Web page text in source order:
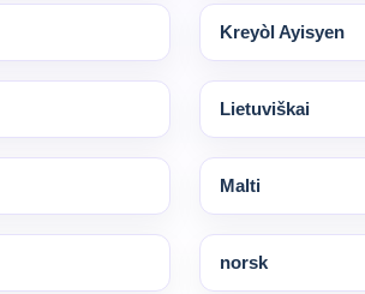
Kreyòl Ayisyen
Lietuviškai
Malti
norsk